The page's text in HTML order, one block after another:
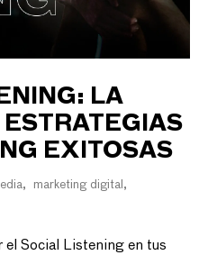
LA
EXITOSAS
marketing digital
el Social Listening en tus